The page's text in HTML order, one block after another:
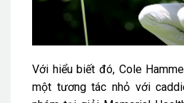
Với hiểu biết đó, Cole
một tương tác nhỏ với